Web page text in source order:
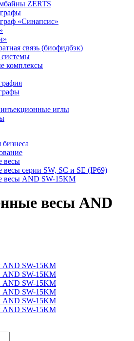
ZERTS
«Синапсис»
связь (биофидбэк)
системы
комплексы
иглы
весы
серии SW, SC и SE (IP69)
весы AND SW-15KM
весы AND